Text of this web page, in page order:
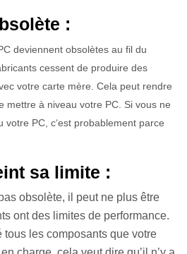
:
deviennent obsolètes au fil du
ants cessent de produire des
votre carte mère. Cela peut rendre
mettre à niveau votre PC. Si vous ne
votre PC, c‘est probablement parce
sa limite :
obsolète, il peut ne plus être
ont des limites de performance.
les composants que votre